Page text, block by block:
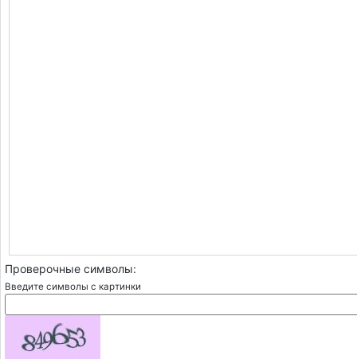
Проверочные символы:
Введите символы с картинки